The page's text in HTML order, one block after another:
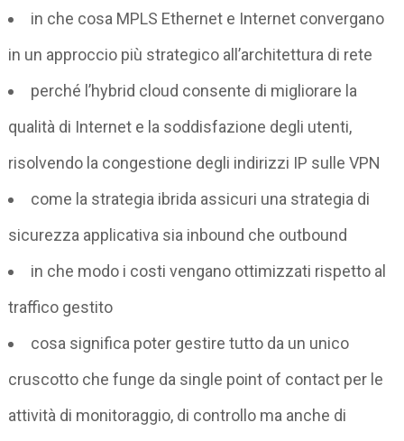
in che cosa MPLS Ethernet e Internet convergano
in un approccio più strategico all’architettura di rete
perché l’hybrid cloud consente di migliorare la
qualità di Internet e la soddisfazione degli utenti,
risolvendo la congestione degli indirizzi IP sulle VPN
come la strategia ibrida assicuri una strategia di
sicurezza applicativa sia inbound che outbound
in che modo i costi vengano ottimizzati rispetto al
traffico gestito
cosa significa poter gestire tutto da un unico
cruscotto che funge da single point of contact per le
attività di monitoraggio, di controllo ma anche di